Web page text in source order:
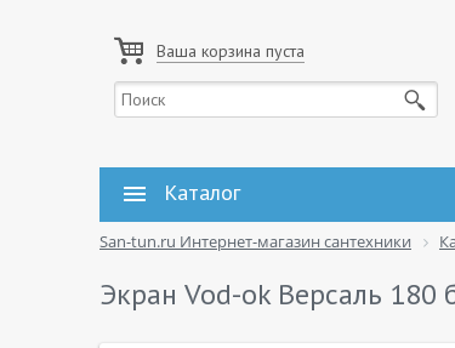
Ваша корзина пуста
Каталог
San-tun.ru Интернет-магазин сантехники
Экран Vod-ok Версаль 180